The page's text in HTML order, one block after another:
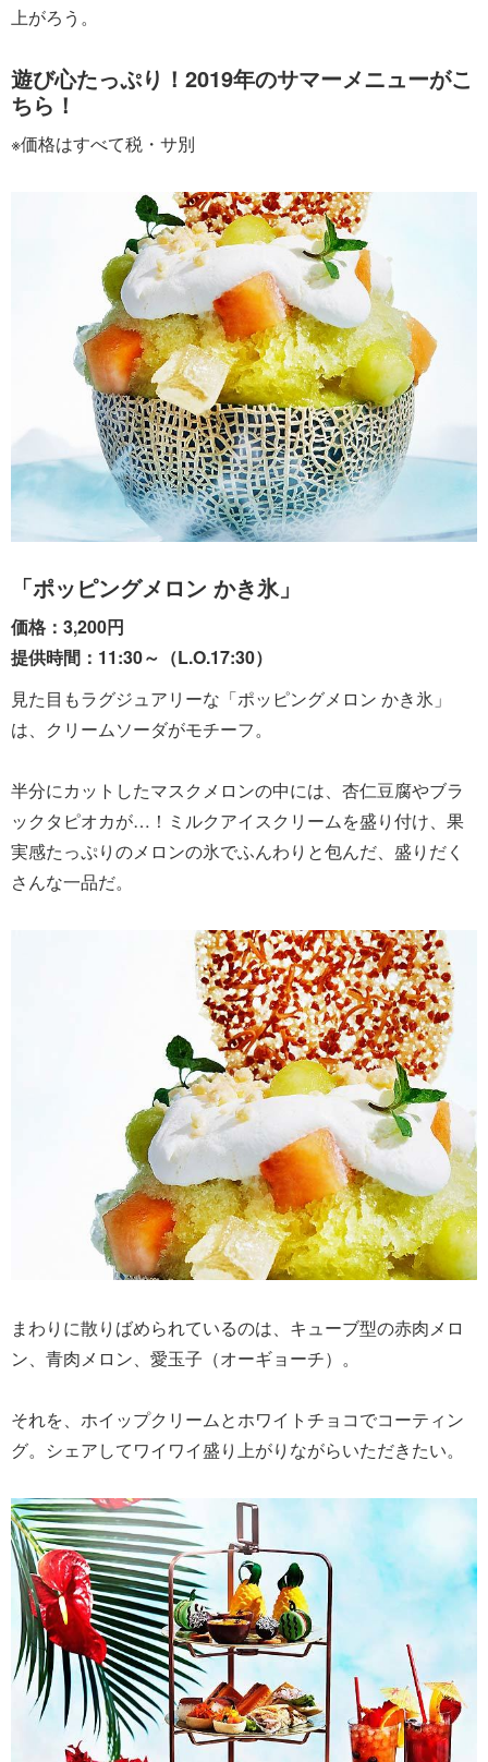
上がろう。
遊び心たっぷり！2019年のサマーメニューがこ
ちら！
※価格はすべて税・サ別
「ポッピングメロン かき氷」
価格：3,200円
提供時間：11:30～（L.O.17:30）
見た目もラグジュアリーな「ポッピングメロン かき氷」
は、クリームソーダがモチーフ。
半分にカットしたマスクメロンの中には、杏仁豆腐やブラ
ックタピオカが…！ミルクアイスクリームを盛り付け、果
実感たっぷりのメロンの氷でふんわりと包んだ、盛りだく
さんな一品だ。
まわりに散りばめられているのは、キューブ型の赤肉メロ
ン、青肉メロン、愛玉子（オーギョーチ）。
それを、ホイップクリームとホワイトチョコでコーティン
グ。シェアしてワイワイ盛り上がりながらいただきたい。